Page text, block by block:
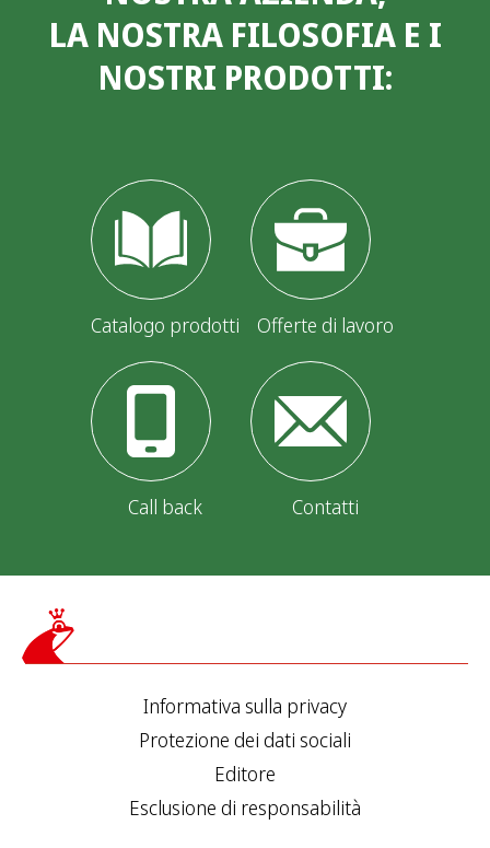
LA NOSTRA FILOSOFIA E I
NOSTRI PRODOTTI:
Catalogo prodotti Offerte di lavoro
Call back Contatti
Informativa sulla privacy
Protezione dei dati sociali
Editore
Esclusione di responsabilità